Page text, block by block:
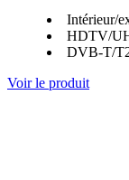
Intérieur/
HDTV/
DVB-T/
Voir le produit